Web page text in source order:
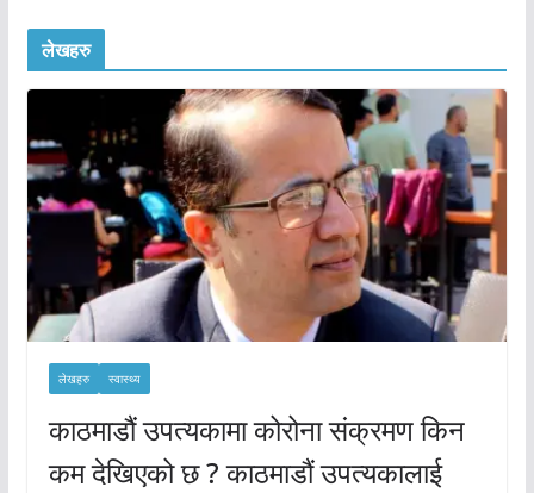
लेखहरु
लेखहरु स्वास्थ्य
काठमाडौं उपत्यकामा कोरोना संक्रमण किन
कम देखिएको छ ? काठमाडौं उपत्यकालाई